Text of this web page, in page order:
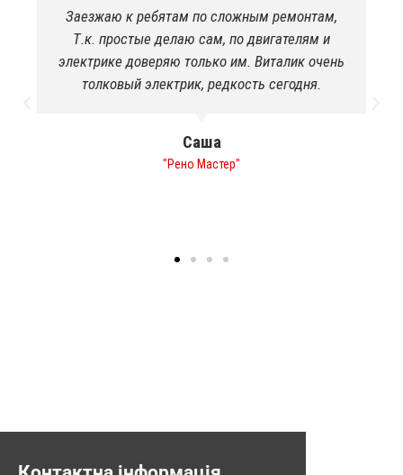
Заезжаю к ребятам по сложным ремонтам,
Т.к. простые делаю сам, по двигателям и
электрике доверяю только им. Виталик очень
толковый электрик, редкость сегодня.
Саша
"Рено Мастер"